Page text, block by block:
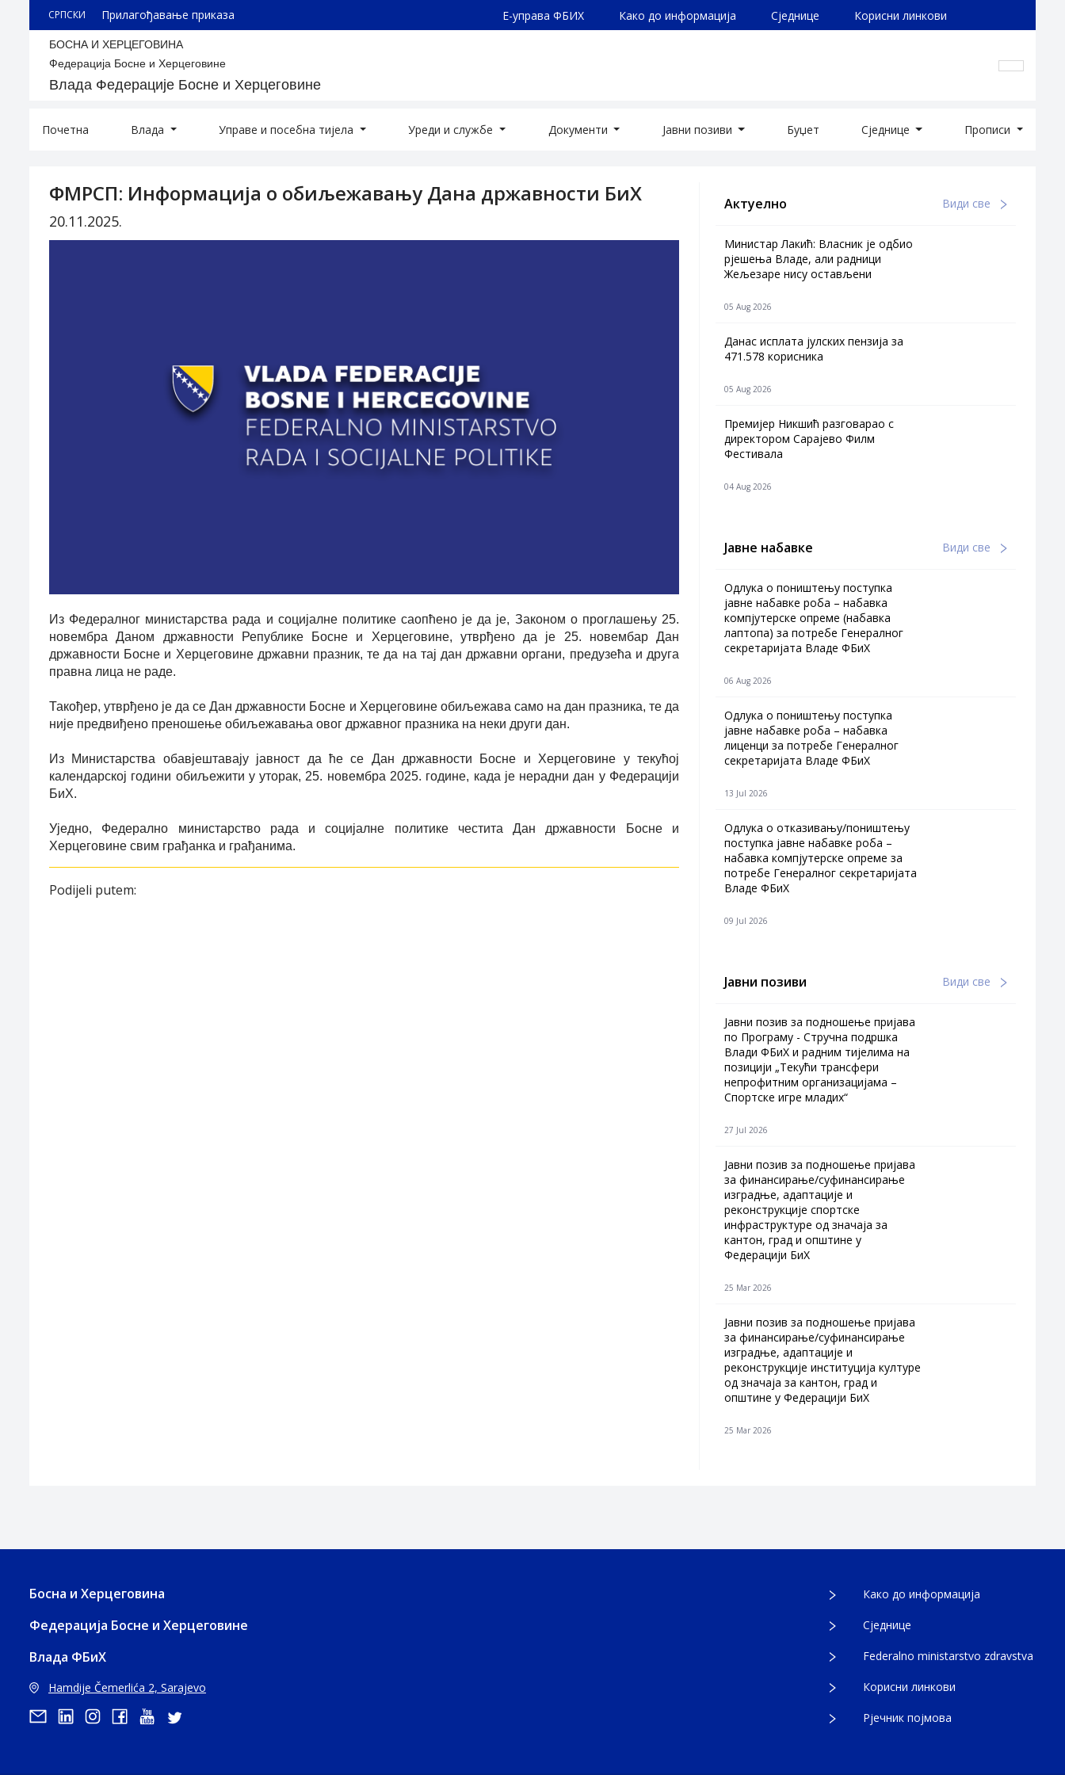
СРПСКИ Прилагођавање приказа Е-управа ФБИХ Како до информација Сједнице Корисни линкови
БОСНА И ХЕРЦЕГОВИНА
Федерација Босне и Херцеговине
Влада Федерације Босне и Херцеговине
Почетна Влада Управе и посебна тијела Уреди и службе Документи Јавни позиви Буџет Сједнице Прописи
ФМРСП: Информација о обиљежавању Дана државности БиХ
20.11.2025.
Из Федералног министарства рада и социјалне политике саопћено је да је, Законом о проглашењу 25.
новембра Даном државности Републике Босне и Херцеговине, утврђено да је 25. новембар Дан
државности Босне и Херцеговине државни празник, те да на тај дан државни органи, предузећа и друга
правна лица не раде.
Такођер, утврђено је да се Дан државности Босне и Херцеговине обиљежава само на дан празника, те да
није предвиђено преношење обиљежавања овог државног празника на неки други дан.
Из Министарства обавјештавају јавност да ће се Дан државности Босне и Херцеговине у текућој
календарској години обиљежити у уторак, 25. новембра 2025. године, када је нерадни дан у Федерацији
БиХ.
Уједно, Федерално министарство рада и социјалне политике честита Дан државности Босне и
Херцеговине свим грађанка и грађанима.
Podijeli putem:
Актуелно Види све
Министар Лакић: Власник је одбио
рјешења Владе, али радници
Жељезаре нису остављени
05 Aug 2026
Данас исплата јулских пензија за
471.578 корисника
05 Aug 2026
Премијер Никшић разговарао с
директором Сарајево Филм
Фестивала
04 Aug 2026
Јавне набавке Види све
Одлука о поништењу поступка
јавне набавке роба – набавка
компјутерске опреме (набавка
лаптопа) за потребе Генералног
секретаријата Владе ФБиХ
06 Aug 2026
Одлука о поништењу поступка
јавне набавке роба – набавка
лиценци за потребе Генералног
секретаријата Владе ФБиХ
13 Jul 2026
Одлука о отказивању/поништењу
поступка јавне набавке роба –
набавка компјутерске опреме за
потребе Генералног секретаријата
Владе ФБиХ
09 Jul 2026
Јавни позиви Види све
Јавни позив за подношење пријава
по Програму - Стручна подршка
Влади ФБиХ и радним тијелима на
позицији „Текући трансфери
непрофитним организацијама –
Спортске игре младих“
27 Jul 2026
Jавни позив за подношење пријава
за финансирање/суфинансирање
изградње, адаптације и
реконструкције спортске
инфраструктуре од значаја за
кантон, град и општине у
Федерацији БиХ
25 Mar 2026
Јавни позив за подношење пријава
за финансирање/суфинансирање
изградње, адаптације и
реконструкције институција културе
од значаја за кантон, град и
општине у Федерацији БиХ
25 Mar 2026
Босна и Херцеговина
Федерација Босне и Херцеговине
Влада ФБиХ
Hamdije Čemerlića 2, Sarajevo
Како до информација
Сједнице
Federalno ministarstvo zdravstva
Корисни линкови
Рјечник појмова